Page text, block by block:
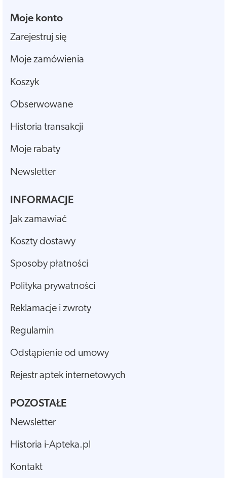
Moje konto
Zarejestruj się
Moje zamówienia
Koszyk
Obserwowane
Historia transakcji
Moje rabaty
Newsletter
INFORMACJE
Jak zamawiać
Koszty dostawy
Sposoby płatności
Polityka prywatności
Reklamacje i zwroty
Regulamin
Odstąpienie od umowy
Rejestr aptek internetowych
POZOSTAŁE
Newsletter
Historia i-Apteka.pl
Kontakt